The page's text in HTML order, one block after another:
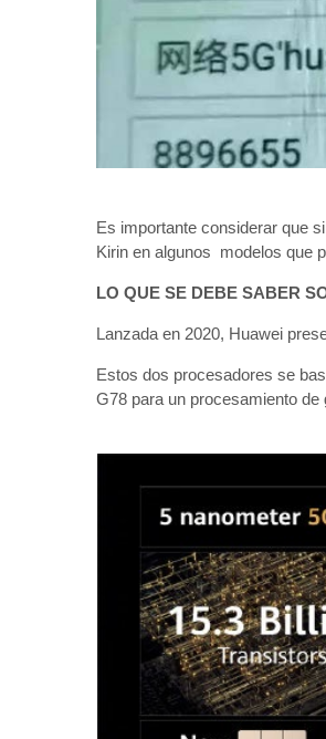
Es importante considerar que
Kirin en algunos modelos que
LO QUE SE DEBE SABER
Lanzada en 2020, Huawei
Estos dos procesadores se
G78 para un procesamiento